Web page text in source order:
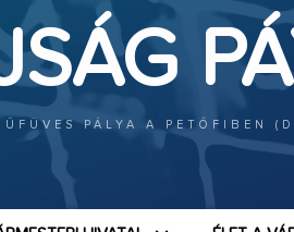
PÁLYA A PETŐFIBEN